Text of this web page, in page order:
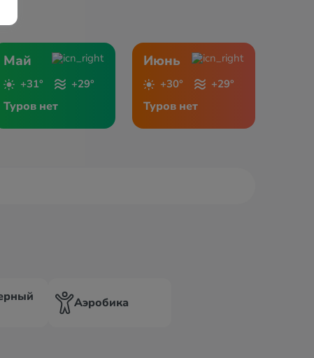
Май
+31° +29°
Туров нет
Июнь
+30° +29°
Туров нет
Аэробика